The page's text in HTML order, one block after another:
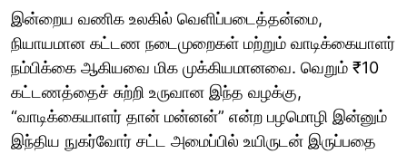
இன்றைய வணிக உலகில் வெளிப்படைத்தன்மை,
நியாயமான கட்டண நடைமுறைகள் மற்றும் வாடிக்கையாளர்
நம்பிக்கை ஆகியவை மிக முக்கியமானவை. வெறும் ₹10
கட்டணத்தைச் சுற்றி உருவான இந்த வழக்கு,
“வாடிக்கையாளர் தான் மன்னன்” என்ற பழமொழி இன்னும்
இந்திய நுகர்வோர் சட்ட அமைப்பில் உயிருடன் இருப்பதை